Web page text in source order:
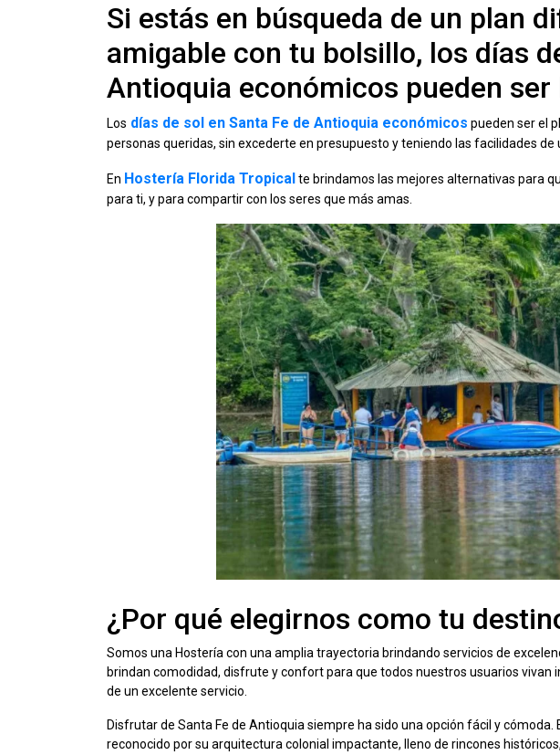
Si estás en búsqueda de un plan
amigable con tu bolsillo, los días
Antioquia económicos pueden
Los días de sol en Santa Fe de Antioquia económicos pueden ser el
personas queridas, sin excederte en presupuesto y teniendo las facilidades de
En Hostería Florida Tropicalte brindamos las mejores alternativas para
para ti, y para compartir con los seres que más amas.
¿Por qué elegirnos como tu
Somos una Hostería con una amplia trayectoria brindando servicios de
brindan comodidad, disfrute y confort para que todos nuestros usuarios
de un excelente servicio.
Disfrutar de Santa Fe de Antioquia siempre ha sido una opción fácil y
reconocido por su arquitectura colonial impactante, lleno de rincones